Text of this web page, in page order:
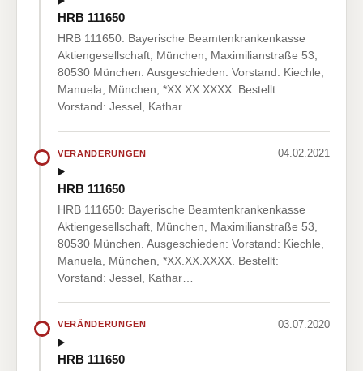
HRB 111650
HRB 111650: Bayerische Beamtenkrankenkasse
Aktiengesellschaft, München, Maximilianstraße 53,
80530 München. Ausgeschieden: Vorstand: Kiechle,
Manuela, München, *XX.XX.XXXX. Bestellt:
Vorstand: Jessel, Kathar…
VERÄNDERUNGEN 04.02.2021
HRB 111650
HRB 111650: Bayerische Beamtenkrankenkasse
Aktiengesellschaft, München, Maximilianstraße 53,
80530 München. Ausgeschieden: Vorstand: Kiechle,
Manuela, München, *XX.XX.XXXX. Bestellt:
Vorstand: Jessel, Kathar…
VERÄNDERUNGEN 03.07.2020
HRB 111650